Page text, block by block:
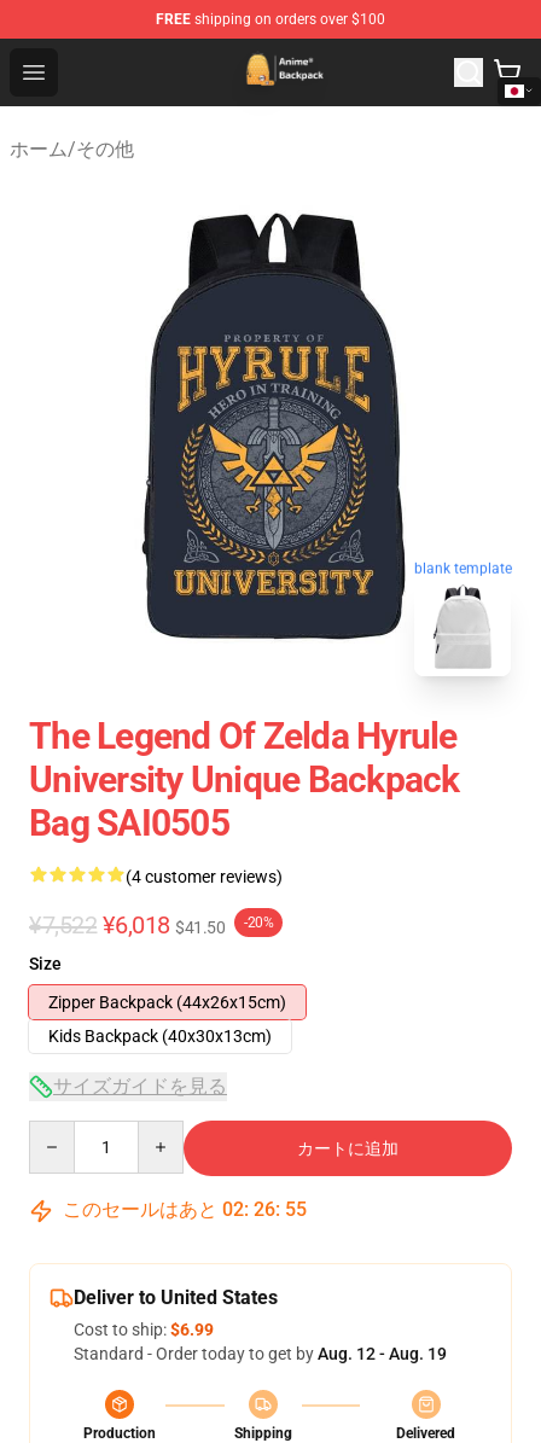
FREE shipping on orders over $100
Open menu
Anime Backpack Shop - Official Anime Backpack Store
ホーム/その他
blank template
The Legend Of Zelda Hyrule
University Unique Backpack
Bag SAI0505
(4 customer reviews)
¥7,522 ¥6,018 $41.50 -20%
Size
Zipper Backpack (44x26x15cm)
Kids Backpack (40x30x13cm)
サイズガイドを見る
カートに追加
このセールはあと 02: 26: 54
Deliver to United States
Cost to ship:$6.99
Standard - Order today to get byAug. 12 - Aug. 19
Production
Shipping
Delivered